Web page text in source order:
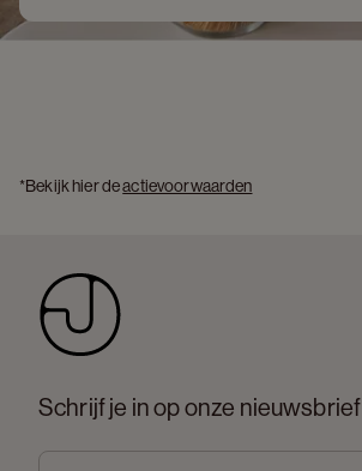
*Bekijk hier de actievoorwaarden
Schrijf je in op onze nieuwsbrief